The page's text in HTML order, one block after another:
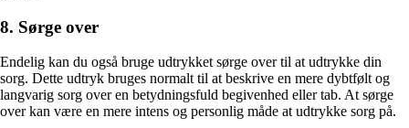
8. Sørge over
Endelig kan du også bruge udtrykket sørge over til at udtrykke din
sorg. Dette udtryk bruges normalt til at beskrive en mere dybtfølt og
langvarig sorg over en betydningsfuld begivenhed eller tab. At sørge
over kan være en mere intens og personlig måde at udtrykke sorg på.